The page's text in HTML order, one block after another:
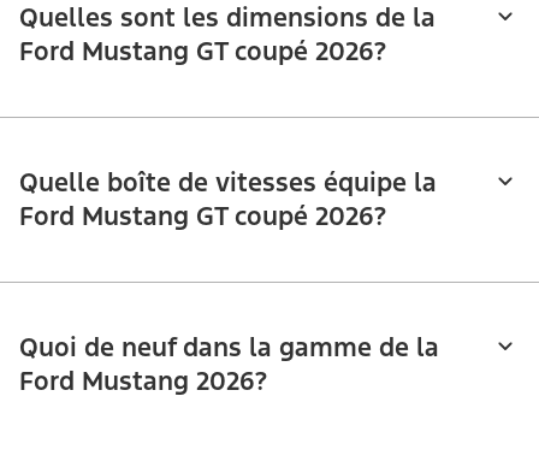
Quelles sont les dimensions de la
Ford Mustang GT coupé 2026?
Quelle boîte de vitesses équipe la
Ford Mustang GT coupé 2026?
Quoi de neuf dans la gamme de la
Ford Mustang 2026?